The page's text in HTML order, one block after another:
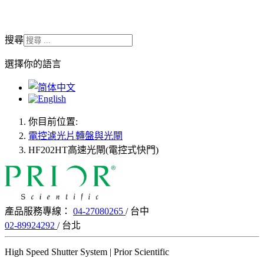
搜尋
選擇你的語言
你目前位置:
電控濾光片轉盤與光閘
HF202HT高速光閘(電控式快門)
產品服務專線： 04-27080265 / 台中
02-89924292 / 台北
High Speed Shutter System | Prior Scientific